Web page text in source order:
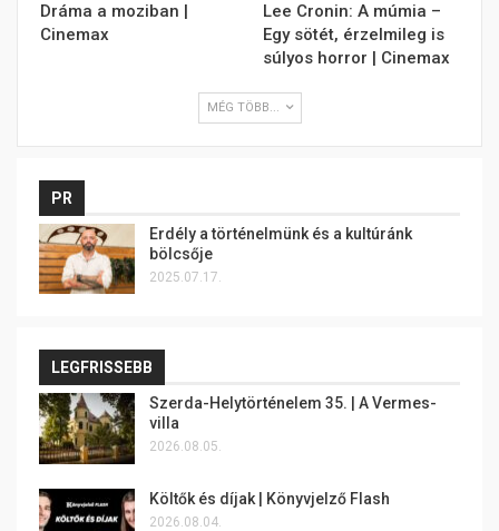
Dráma a moziban |
Cinemax
Lee Cronin: A múmia –
Egy sötét, érzelmileg is
súlyos horror | Cinemax
MÉG TÖBB...
PR
Erdély a történelmünk és a kultúránk
bölcsője
2025.07.17.
LEGFRISSEBB
Szerda-Helytörténelem 35. | A Vermes-
villa
2026.08.05.
Költők és díjak | Könyvjelző Flash
2026.08.04.